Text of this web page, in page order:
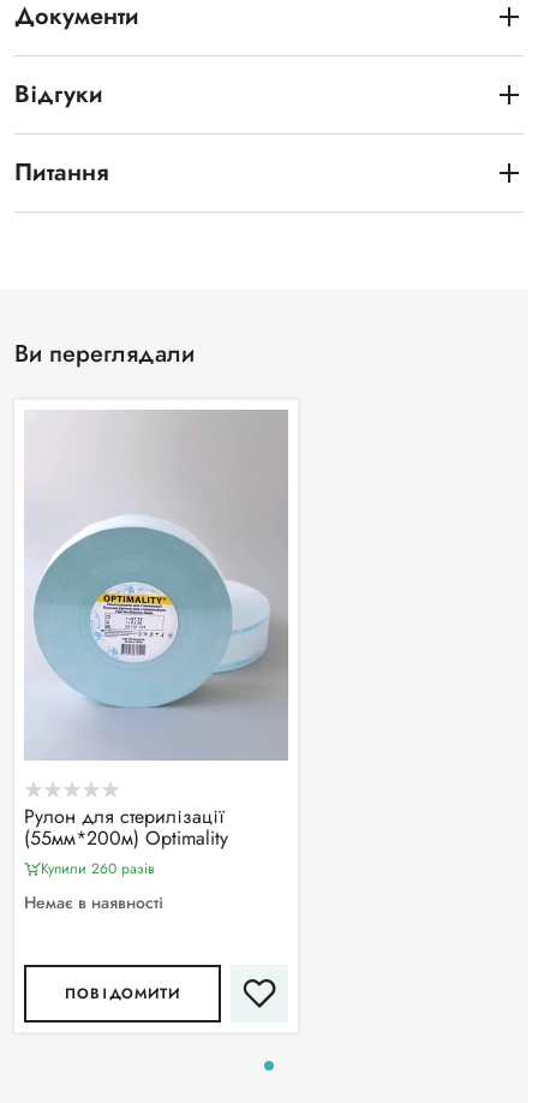
Документи
Відгуки
Питання
Ви переглядали
Рулон для стерилізації
(55мм*200м) Optimality
Купили 260 разiв
Немає в наявності
ПОВІДОМИТИ